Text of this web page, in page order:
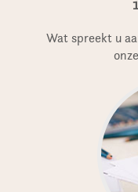
Wat spreekt u